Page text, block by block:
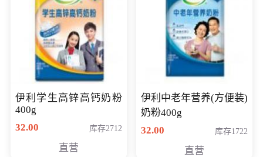
伊利学生高锌高钙奶粉
400g
32.00
库存2712
直营
伊利中老年营养(方便装)
奶粉400g
32.00
库存1722
直营